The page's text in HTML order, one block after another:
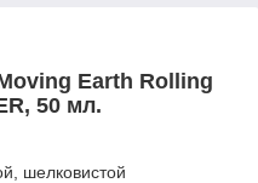
Earth Rolling
50 мл.
шелковистой